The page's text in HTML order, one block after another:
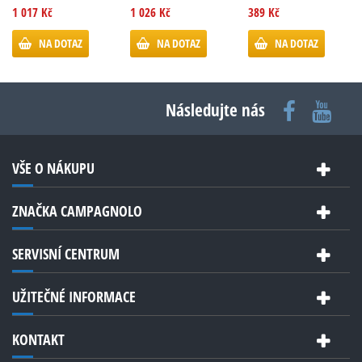
1 017 Kč
NA DOTAZ
1 026 Kč
NA DOTAZ
389 Kč
NA DOTAZ
Následujte nás
VŠE O NÁKUPU
ZNAČKA CAMPAGNOLO
SERVISNÍ CENTRUM
UŽITEČNÉ INFORMACE
KONTAKT